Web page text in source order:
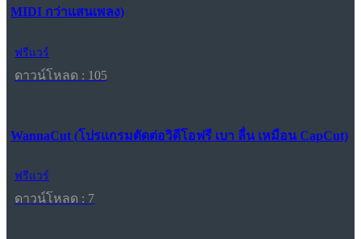
MIDI กว่าแสนเพลง)
ฟรีแวร์
ดาวน์โหลด : 105
WannaCut (โปรแกรมตัดต่อวิดีโอฟรี เบา ลื่น เหมือน CapCut)
ฟรีแวร์
ดาวน์โหลด : 7